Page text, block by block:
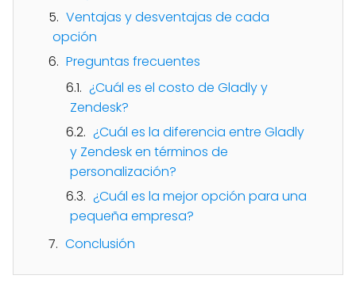
Ventajas y desventajas de cada
opción
Preguntas frecuentes
¿Cuál es el costo de Gladly y
Zendesk?
¿Cuál es la diferencia entre Gladly
y Zendesk en términos de
personalización?
¿Cuál es la mejor opción para una
pequeña empresa?
Conclusión